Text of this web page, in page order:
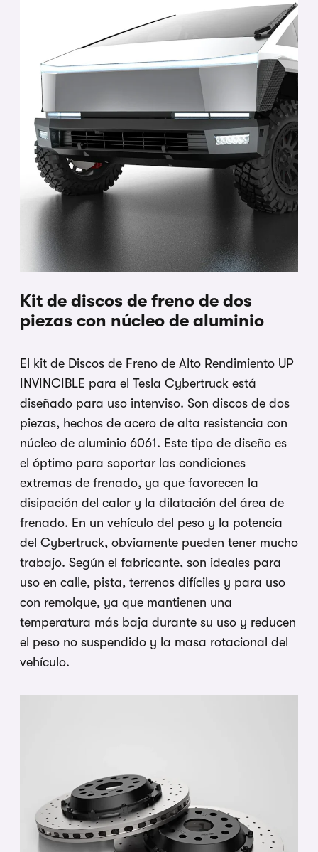
Kit de discos de freno de dos
piezas con núcleo de aluminio
El kit de Discos de Freno de Alto Rendimiento UP
INVINCIBLE para el Tesla Cybertruck está
diseñado para uso intenviso. Son discos de dos
piezas, hechos de acero de alta resistencia con
núcleo de aluminio 6061. Este tipo de diseño es
el óptimo para soportar las condiciones
extremas de frenado, ya que favorecen la
disipación del calor y la dilatación del área de
frenado. En un vehículo del peso y la potencia
del Cybertruck, obviamente pueden tener mucho
trabajo. Según el fabricante, son ideales para
uso en calle, pista, terrenos difíciles y para uso
con remolque, ya que mantienen una
temperatura más baja durante su uso y reducen
el peso no suspendido y la masa rotacional del
vehículo.